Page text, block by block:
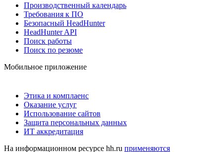
Производственный календарь
Требования к ПО
Безопасный HeadHunter
HeadHunter API
Поиск работы
Поиск по резюме
Мобильное приложение
Этика и комплаенс
Оказание услуг
Использование сайтов
Защита персональных данных
ИТ аккредитация
На информационном ресурсе hh.ru применяются